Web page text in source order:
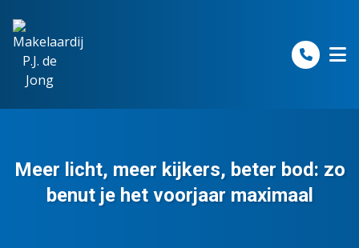
Meer licht, meer kijkers, beter bod: zo
benut je het voorjaar maximaal